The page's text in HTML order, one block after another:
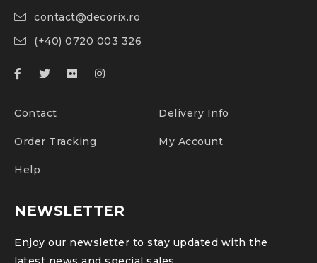
contact@decorix.ro
(+40) 0720 003 326
Contact Delivery Info
Order Tracking My Account
Help
NEWSLETTER
Enjoy our newsletter to stay updated with the